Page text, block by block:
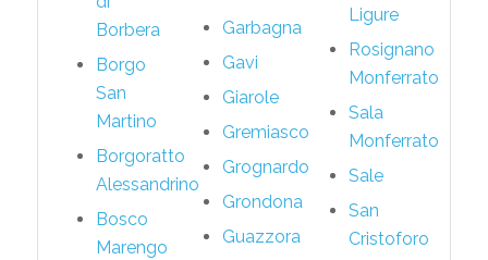
Borbera
Borgo
San
Martino
Borgoratto
Alessandrino
Bosco
Marengo
Garbagna
Gavi
Giarole
Gremiasco
Grognardo
Grondona
Guazzora
Ligure
Rosignano
Monferrato
Sala
Monferrato
Sale
San
Cristoforo